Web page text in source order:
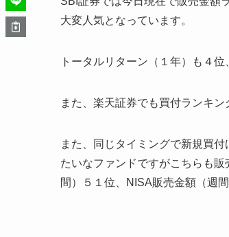
大変人気となっています。
トータルリターン（１年）も４
また、楽天証券でも買付ランキン
また、同じタイミングで新規買
たいなファンドですがこちらも
間）５１位、NISA販売金額（週